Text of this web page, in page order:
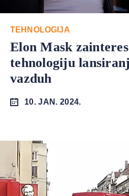
TEHNOLOGIJA
Elon Mask
tehnologiju
vazduh
10. JAN. 2024.